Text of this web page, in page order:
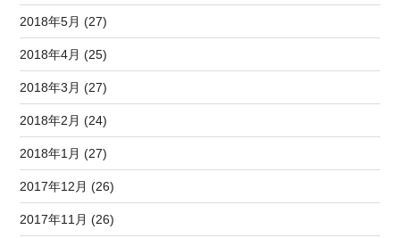
2018年5月 (27)
2018年4月 (25)
2018年3月 (27)
2018年2月 (24)
2018年1月 (27)
2017年12月 (26)
2017年11月 (26)